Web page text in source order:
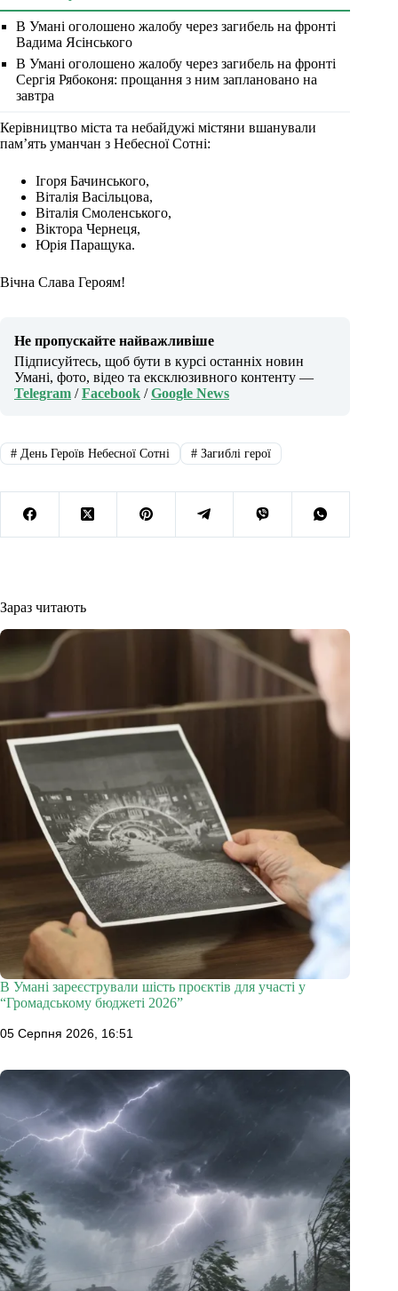
В Умані оголошено жалобу через загибель на фронті
Вадима Ясінського
В Умані оголошено жалобу через загибель на фронті
Сергія Рябоконя: прощання з ним заплановано на
завтра
Керівництво міста та небайдужі містяни вшанували
пам’ять уманчан з Небесної Сотні:
Ігоря Бачинського,
Віталія Васільцова,
Віталія Смоленського,
Віктора Чернеця,
Юрія Паращука.
Вічна Слава Героям!
Не пропускайте найважливіше
Підписуйтесь, щоб бути в курсі останніх новин
Умані, фото, відео та ексклюзивного контенту —
Telegram /Facebook /Google News
#День Героїв Небесної Сотні #Загиблі герої
Зараз читають
В Умані зареєстрували шість проєктів для участі у
“Громадському бюджеті 2026”
05 Серпня 2026, 16:51